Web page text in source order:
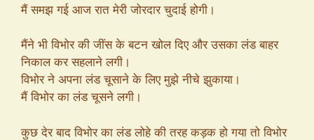
मैं समझ गई आज रात मेरी जोरदार चुदाई होगी।
मैंने भी विभोर की जींस के बटन खोल दिए और उसका लंड बाहर
निकाल कर सहलाने लगी।
विभोर ने अपना लंड चूसाने के लिए मुझे नीचे झुकाया।
मैं विभोर का लंड चूसने लगी।
कुछ देर बाद विभोर का लंड लोहे की तरह कड़क हो गया तो विभोर